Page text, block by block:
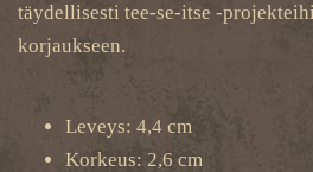
täydellisesti tee-se-itse -
korjaukseen.
Leveys: 4,4 cm
Korkeus: 2,6 cm